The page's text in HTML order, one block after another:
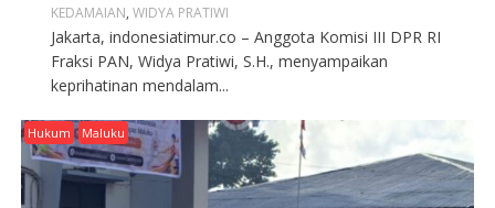
KEDAMAIAN, WIDYA PRATIWI
Jakarta, indonesiatimur.co – Anggota Komisi III DPR RI
Fraksi PAN, Widya Pratiwi, S.H., menyampaikan
keprihatinan mendalam...
Hukum Maluku